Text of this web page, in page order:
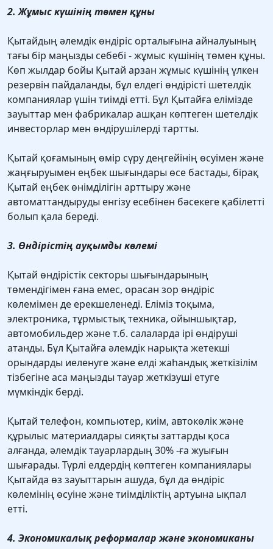
2. Жұмыс күшінің төмен құны
Қытайдың әлемдік өндіріс орталығына айналуының
тағы бір маңызды себебі - жұмыс күшінің төмен құны.
Көп жылдар бойы Қытай арзан жұмыс күшінің үлкен
резервін пайдаланды, бұл елдегі өндірісті шетелдік
компаниялар үшін тиімді етті. Бұл Қытайға елімізде
зауыттар мен фабрикалар ашқан көптеген шетелдік
инвесторлар мен өндірушілерді тартты.
Қытай қоғамының өмір сүру деңгейінің өсуімен және
жаңғыруымен еңбек шығындары өсе бастады, бірақ
Қытай еңбек өнімділігін арттыру және
автоматтандыруды енгізу есебінен бәсекеге қабілетті
болып қала береді.
3. Өндірістің ауқымды көлемі
Қытай өндірістік секторы шығындарының
төмендігімен ғана емес, орасан зор өндіріс
көлемімен де ерекшеленеді. Еліміз тоқыма,
электроника, тұрмыстық техника, ойыншықтар,
автомобильдер және т.б. салаларда ірі өндіруші
атанды. Бұл Қытайға әлемдік нарықта жетекші
орындарды иеленуге және елді жаһандық жеткізілім
тізбегіне аса маңызды тауар жеткізуші етуге
мүмкіндік берді.
Қытай телефон, компьютер, киім, автокөлік және
құрылыс материалдары сияқты заттарды қоса
алғанда, әлемдік тауарлардың 30% -ға жуығын
шығарады. Түрлі елдердің көптеген компаниялары
Қытайда өз зауыттарын ашуда, бұл да өндіріс
көлемінің өсуіне және тиімділіктің артуына ықпал
етті.
4. Экономикалық реформалар және экономиканы